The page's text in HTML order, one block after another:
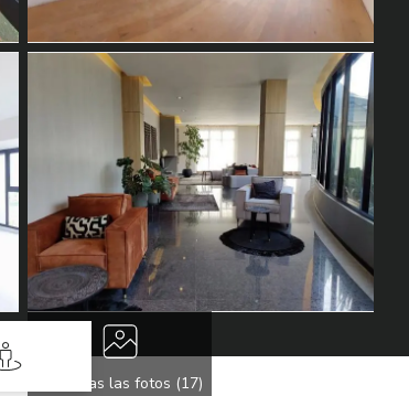
Ver todas las fotos (17)
Street View